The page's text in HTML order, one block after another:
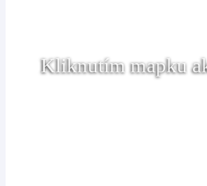
Kliknutím mapku